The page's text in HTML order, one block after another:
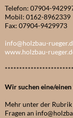
Telefon: 07904-
Mobil: 0162-8962339
Fax: 07904-9429973
info@holzbau-
www.holzbau-
Wir suchen eine/
Mehr unter der
Fragen an